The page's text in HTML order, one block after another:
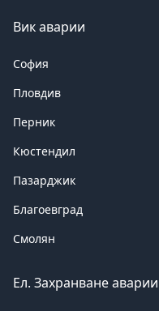
Вик аварии
София
Пловдив
Перник
Кюстендил
Пазарджик
Благоевград
Смолян
Ел. Захранване аварии